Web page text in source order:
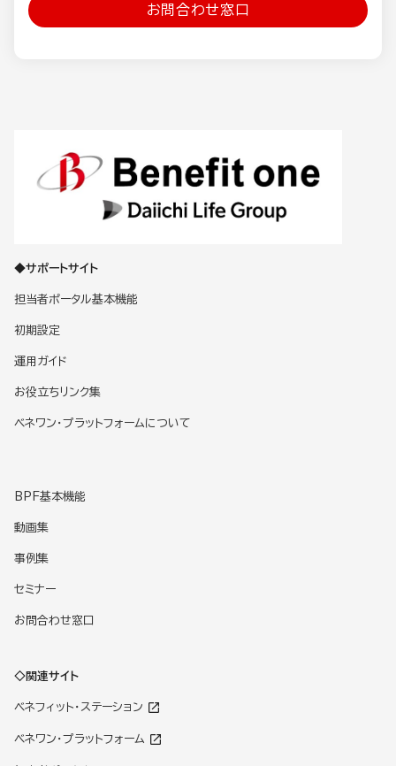
お問合わせ窓口
◆サポートサイト
担当者ポータル基本機能
初期設定
運用ガイド
お役立ちリンク集
ベネワン・プラットフォームについて
BPF基本機能
動画集
事例集
セミナー
お問合わせ窓口
◇関連サイト
ベネフィット・ステーション
ベネワン・プラットフォーム